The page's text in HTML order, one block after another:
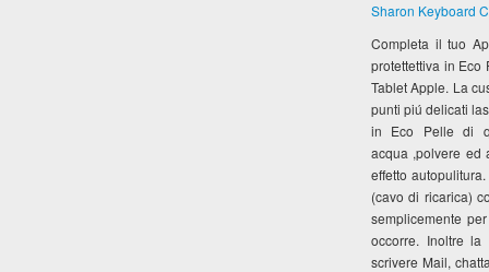
Sharon Keyboard
Completa il tuo
protettettiva in
Tablet Apple. La
punti piú delicati
in Eco Pelle di
acqua ,polvere ed
effetto
(cavo di ricarica)
semplicemente
occorre. Inoltre
scrivere Mail,